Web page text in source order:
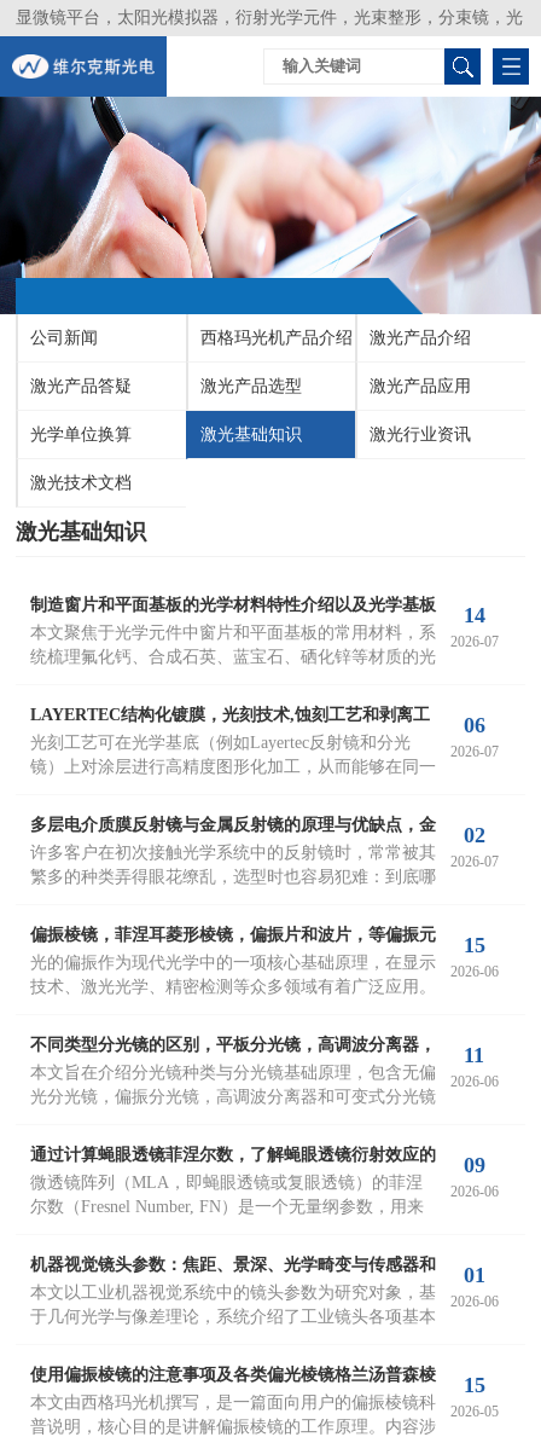
显微镜平台，太阳光模拟器，衍射光学元件，光束整形，分束镜，光
谱仪，生物激光器，光束分析仪，Layertec
公司新闻 西格玛光机产品介绍 激光产品介绍
激光产品答疑 激光产品选型 激光产品应用
光学单位换算 激光基础知识 激光行业资讯
激光技术文档
激光基础知识
制造窗片和平面基板的光学材料特性介绍以及光学基板
平行度与面形精度分析
本文聚焦于光学元件中窗片和平面基板的常用材料，系
统梳理氟化钙、合成石英、蓝宝石、硒化锌等材质的光
在此基础上，进一步阐述平面基板选型时的关键技术参
数，包括面形精度、基板平行度、光束偏移控制、楔角
设计及表面粗糙度等核心指标。希望通过上述内容，帮
助读者加深对光学元件选材与设计要点的理解。
14
2026-07
LAYERTEC结构化镀膜，光刻技术,蚀刻工艺和剥离工
艺Lift‑Off,生产分区反射镜和分区分光镜
光刻工艺可在光学基底（例如Layertec反射镜和分光
镜）上对涂层进行高精度图形化加工，从而能够在同一
局部涂覆。全部光刻工序均在受控的洁净室环境下执
行，以避免颗粒污染。
06
2026-07
多层电介质膜反射镜与金属反射镜的原理与优缺点，金
属反射镜与多层电介质膜反射镜种类对比
许多客户在初次接触光学系统中的反射镜时，常常被其
繁多的种类弄得眼花缭乱，选型时也容易犯难：到底哪
常见困惑，西格玛光机特地撰写了这篇文章。我们将从
金属反射镜和多层电介质膜反射镜的对比切入，用简明
易懂的方式讲解反射镜的原理和选型思路。希望读完
后，您能对反射镜有一个清晰的基础认知。
02
2026-07
偏振棱镜，菲涅耳菱形棱镜，偏振片和波片，等偏振元
件和相位延迟器的特性区别及偏振的基础知识介绍
光的偏振作为现代光学中的一项核心基础原理，在显示
技术、激光光学、精密检测等众多领域有着广泛应用。
并不多，对线偏振、圆偏振等偏振形态的认识往往比较
有限。
15
2026-06
不同类型分光镜的区别，平板分光镜，高调波分离器，
分光平片和偏振分光立方体等用法
本文旨在介绍分光镜种类与分光镜基础原理，包含无偏
光分光镜，偏振分光镜，高调波分离器和可变式分光镜
的结构优缺点、光路偏差与杂散光问题，解析各类分光
比组合多分岐分光方案
11
2026-06
通过计算蝇眼透镜菲涅尔数，了解蝇眼透镜衍射效应的
强弱，双微透镜阵列匀化光路
微透镜阵列（MLA，即蝇眼透镜或复眼透镜）的菲涅
尔数（Fresnel Number, FN）是一个无量纲参数，用来
给出，其中 a 为子单元半径。λ为入射光波长。
09
2026-06
机器视觉镜头参数：焦距、景深、光学畸变与传感器和
MTF调制传递函数深度解析
本文以工业机器视觉系统中的镜头参数为研究对象，基
于几何光学与像差理论，系统介绍了工业镜头各项基本
及其原理。重点分析了MTF（调制传递函数）、光学畸
变、景深、分辨率等核心光学指标的物理定义，以及它
们对成像质量的定量影响。
01
2026-06
使用偏振棱镜的注意事项及各类偏光棱镜格兰汤普森棱
镜,格兰激光棱镜与格兰泰勒棱镜的材料与构造的区别
本文由西格玛光机撰写，是一篇面向用户的偏振棱镜科
普说明，核心目的是讲解偏振棱镜的工作原理。内容涉
15
2026-05